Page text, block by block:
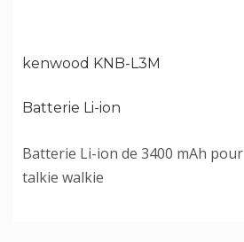
kenwood KNB-L3M
Batterie Li-ion
Batterie Li-ion de 3400 mAh pour
talkie walkie